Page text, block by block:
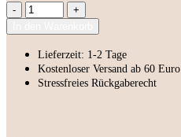
Mehr
Volumen
für
feines
Haar
Set
Lieferzeit: 1-2 Tage
Kostenloser Versand ab 60 Euro
Stressfreies Rückgaberecht